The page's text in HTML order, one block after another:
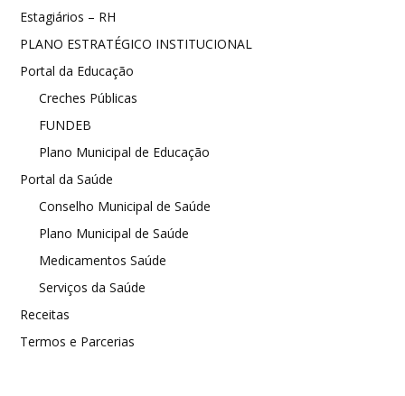
Estagiários – RH
PLANO ESTRATÉGICO INSTITUCIONAL
Portal da Educação
Creches Públicas
FUNDEB
Plano Municipal de Educação
Portal da Saúde
Conselho Municipal de Saúde
Plano Municipal de Saúde
Medicamentos Saúde
Serviços da Saúde
Receitas
Termos e Parcerias